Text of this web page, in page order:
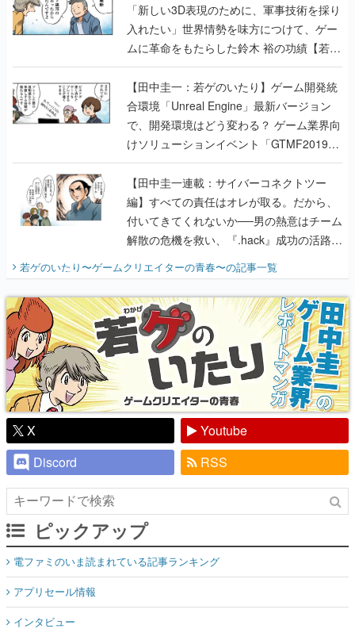
「新しい3D表現のために、軍事技術を採り
入れたい」世界情勢を味方につけて、ゲー
ムに革命をもたらした鈴木 裕の功績【若ゲ
のいたり】
【田中圭一：若ゲのいたり】ゲーム開発統
合環境「Unreal Engine」最新バージョン
で、開発環境はどう変わる？ ゲーム業界向
けソリューションイベント「GTMF2019」
に行って、より理解を深めよう【PR】
【田中圭一連載：サイバーコネクトツー
編】すべての責任はオレが取る。だから、
付いてきてくれないか──男の熱意はチーム
解散の危機を救い、『.hack』成功の活路を
『少年ジャンプ』色だった【若ゲのいた
り】
若ゲのいたり〜ゲームクリエイターの青春〜の記事一覧
X
Youtube
Discord
RSS
ピックアップ
電ファミのいま読まれている記事ランキング
アプリセール情報
インタビュー